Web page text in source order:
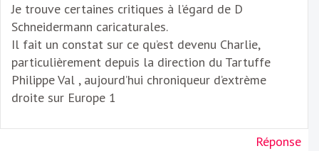
Je trouve certaines critiques à l’égard de D
Schneidermann caricaturales.
Il fait un constat sur ce qu’est devenu Charlie,
particulièrement depuis la direction du Tartuffe
Philippe Val , aujourd’hui chroniqueur d’extrème
droite sur Europe 1
Réponse